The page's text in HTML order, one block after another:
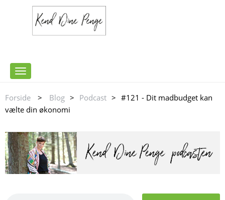
Toggle
Forside
> Blog > Podcast > #121 - Dit madbudget kan
vælte din økonomi